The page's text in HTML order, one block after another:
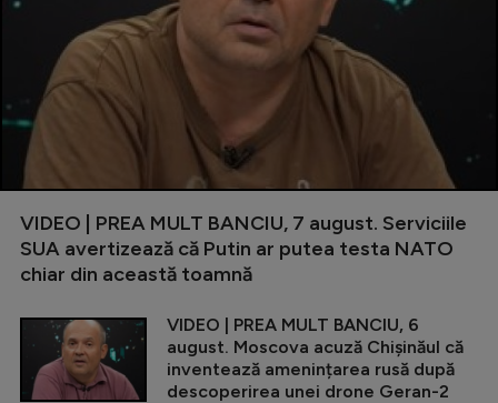
VIDEO | PREA MULT BANCIU, 7 august. Serviciile
SUA avertizează că Putin ar putea testa NATO
chiar din această toamnă
VIDEO | PREA MULT BANCIU, 6
august. Moscova acuză Chișinăul că
inventează amenințarea rusă după
descoperirea unei drone Geran-2